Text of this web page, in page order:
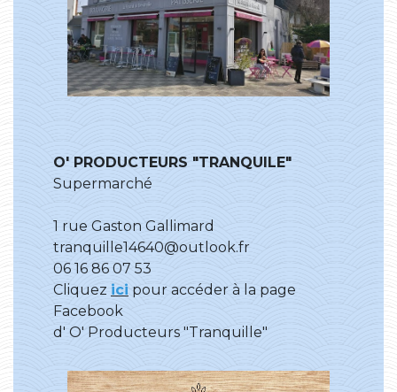
O' PRODUCTEURS "TRANQUILE"
Supermarché
1 rue Gaston Gallimard
tranquille14640@outlook.fr
06 16 86 07 53
Cliquez ici pour accéder à la page
Facebook
d' O' Producteurs "Tranquille"